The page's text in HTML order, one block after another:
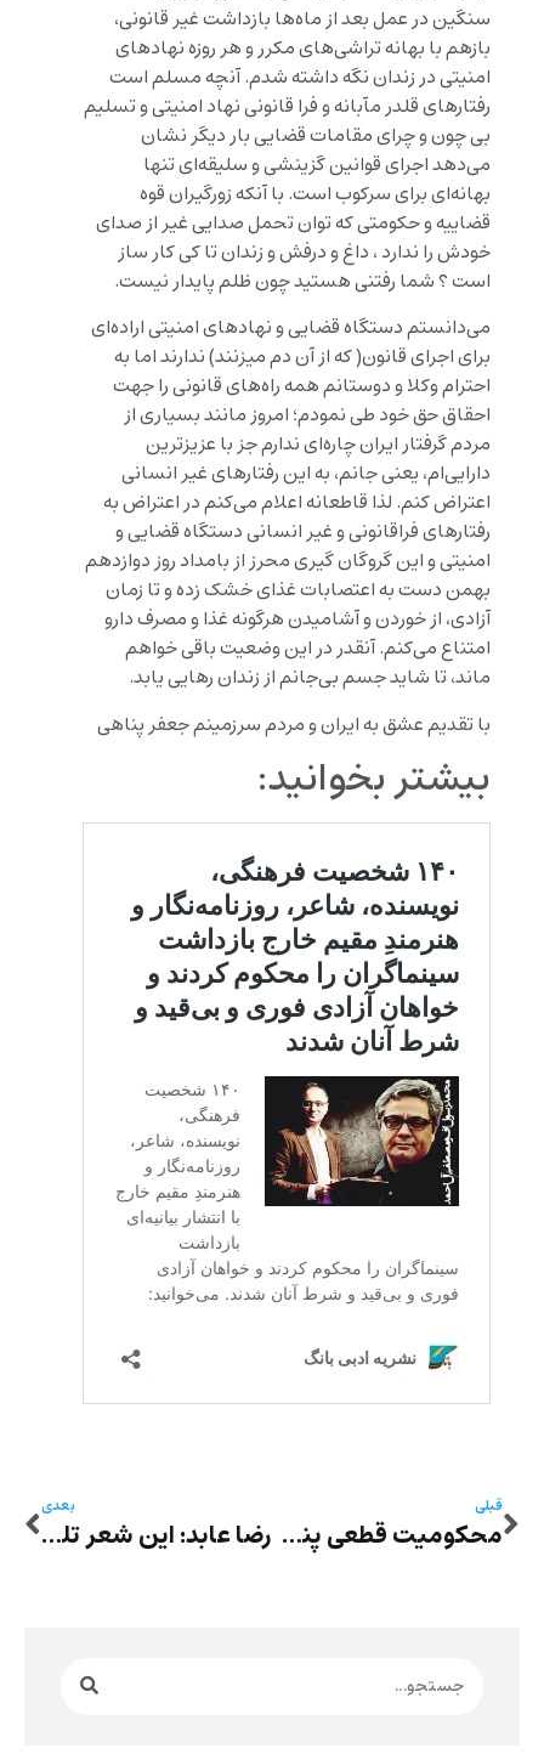
سنگین در عمل بعد از ماه‌ها بازداشت غیر قانونی،
بازهم با بهانه تراشی‌های مکرر و هر روزه نهادهای
امنیتی در زندان نگه داشته شدم. آنچه مسلم است
رفتارهای قلدر مآبانه و فرا قانونی نهاد امنیتی و تسلیم
بی چون و چرای مقامات قضایی بار دیگر نشان
می‌دهد اجرای قوانین گزینشی و سلیقه‌ای تنها
بهانه‌ای برای سرکوب است. با آنکه زورگیران قوه
قضاییه و حکومتی که توان تحمل صدایی غیر از صدای
خودش را ندارد ، داغ و درفش و زندان تا کی کار ساز
است ؟ شما رفتنی هستید چون ظلم پایدار نیست.
می‌دانستم دستگاه قضایی و نهادهای امنیتی اراده‌ای
برای اجرای قانون( که از آن دم میزنند) ندارند اما به
احترام وکلا و دوستانم همه راه‌های قانونی را جهت
احقاق حق خود طی نمودم؛ امروز مانند بسیاری از
مردم گرفتار ایران چاره‌ای ندارم جز با عزیزترین
دارایی‌ام، یعنی جانم، به این رفتارهای غیر انسانی
اعتراض کنم. لذا قاطعانه اعلام می‌کنم‌ در اعتراض به
رفتارهای فراقانونی و غیر انسانی دستگاه قضایی و
امنیتی و این گروگان گیری محرز از بامداد روز دوازدهم
بهمن دست به اعتصابات غذای خشک زده و تا زمان
آزادی، از خوردن و آشامیدن هرگونه غذا و مصرف دارو
امتناع می‌کنم. آنقدر در این وضعیت باقی خواهم
ماند، تا شاید جسم بی‌جانم از زندان رهایی یابد.
با تقدیم عشق به ایران و مردم سرزمینم جعفر پناهی
بیشتر بخوانید:
قبلی
محکومیت قطعی پنج سال زندان برای آستیاژ حقیقی و امیرمحمد احمدی به خاطر رقص در میدان آزادی
بعدی
رضا عابد: این شعر تلخ است